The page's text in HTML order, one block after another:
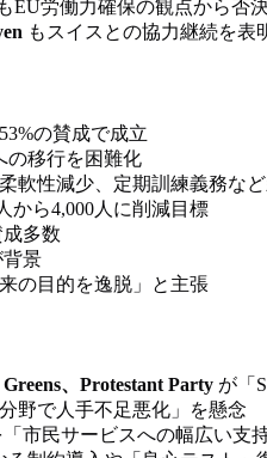
もEU労働力確保の観点から否
もスイスとの協力継続を表
53%の賛成で成立
の移行を困難化
軟性減少、定期訓練義務な
から4,000人に削減目標
多数
背景
の目的を逸脱」と主張
、Protestant Party が「
野で人手不足悪化」を懸念
市民サービスへの幅広い支